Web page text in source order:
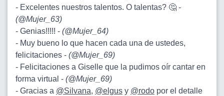
- Excelentes nuestros talentos. O talentas? 🤔 -
(@Mujer_63)
- Genias!!!!! - (@Mujer_64)
- Muy bueno lo que hacen cada una de ustedes,
felicitaciones - (@Mujer_69)
- Felicitaciones a Giselle que la pudimos oír cantar en
forma virtual - (@Mujer_69)
- Gracias a @Silvana, @elgus y @rodo por el detalle